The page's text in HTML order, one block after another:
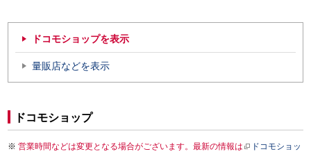
ドコモショップを表示
量販店などを表示
ドコモショップ
営業時間などは変更となる場合がございます。最新の情報は
ドコモショッ